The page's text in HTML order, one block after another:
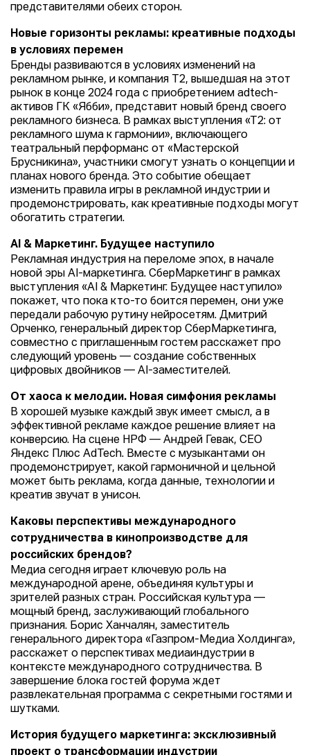
представителями обеих сторон.
Новые горизонты рекламы: креативные подходы
в условиях перемен
Бренды развиваются в условиях изменений на
рекламном рынке, и компания Т2, вышедшая на этот
рынок в конце 2024 года с приобретением adtech-
активов ГК «Ябби», представит новый бренд своего
рекламного бизнеса. В рамках выступления «Т2: от
рекламного шума к гармонии», включающего
театральный перформанс от «Мастерской
Брусникина», участники смогут узнать о концепции и
планах нового бренда. Это событие обещает
изменить правила игры в рекламной индустрии и
продемонстрировать, как креативные подходы могут
обогатить стратегии.
AI & Маркетинг. Будущее наступило
Рекламная индустрия на переломе эпох, в начале
новой эры AI-маркетинга. СберМаркетинг в рамках
выступления «AI & Маркетинг. Будущее наступило»
покажет, что пока кто-то боится перемен, они уже
передали рабочую рутину нейросетям. Дмитрий
Орченко, генеральный директор СберМаркетинга,
совместно с приглашенным гостем расскажет про
следующий уровень — создание собственных
цифровых двойников — AI-заместителей.
От хаоса к мелодии. Новая симфония рекламы
В хорошей музыке каждый звук имеет смысл, а в
эффективной рекламе каждое решение влияет на
конверсию. На сцене НРФ — Андрей Гевак, CEO
Яндекс Плюс AdTech. Вместе с музыкантами он
продемонстрирует, какой гармоничной и цельной
может быть реклама, когда данные, технологии и
креатив звучат в унисон.
Каковы перспективы международного
сотрудничества в кинопроизводстве для
российских брендов?
Медиа сегодня играет ключевую роль на
международной арене, объединяя культуры и
зрителей разных стран. Российская культура —
мощный бренд, заслуживающий глобального
признания. Борис Ханчалян, заместитель
генерального директора «Газпром-Медиа Холдинга»,
расскажет о перспективах медиаиндустрии в
контексте международного сотрудничества. В
завершение блока гостей форума ждет
развлекательная программа с секретными гостями и
шутками.
История будущего маркетинга: эксклюзивный
проект о трансформации индустрии